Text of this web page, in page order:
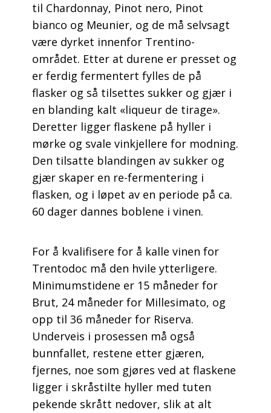
til Chardonnay, Pinot nero, Pinot
bianco og Meunier, og de må selvsagt
være dyrket innenfor Trentino-
området. Etter at durene er presset og
er ferdig fermentert fylles de på
flasker og så tilsettes sukker og gjær i
en blanding kalt «liqueur de tirage».
Deretter ligger flaskene på hyller i
mørke og svale vinkjellere for modning.
Den tilsatte blandingen av sukker og
gjær skaper en re-fermentering i
flasken, og i løpet av en periode på ca.
60 dager dannes boblene i vinen.
For å kvalifisere for å kalle vinen for
Trentodoc må den hvile ytterligere.
Minimumstidene er 15 måneder for
Brut, 24 måneder for Millesimato, og
opp til 36 måneder for Riserva.
Underveis i prosessen må også
bunnfallet, restene etter gjæren,
fjernes, noe som gjøres ved at flaskene
ligger i skråstilte hyller med tuten
pekende skrått nedover, slik at alt